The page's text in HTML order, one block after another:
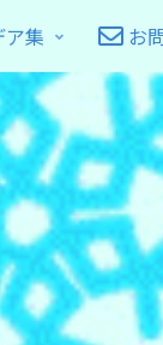
集 お